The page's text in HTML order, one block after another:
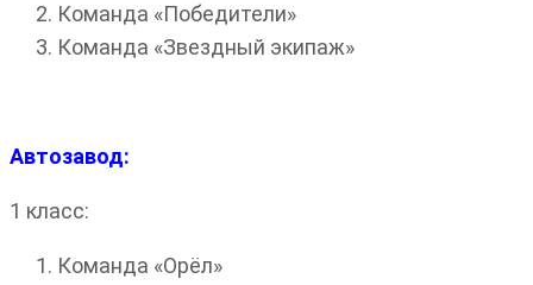
Команда «Победители»
Команда «Звездный экипаж»
Автозавод:
1 класс:
Команда «Орёл»